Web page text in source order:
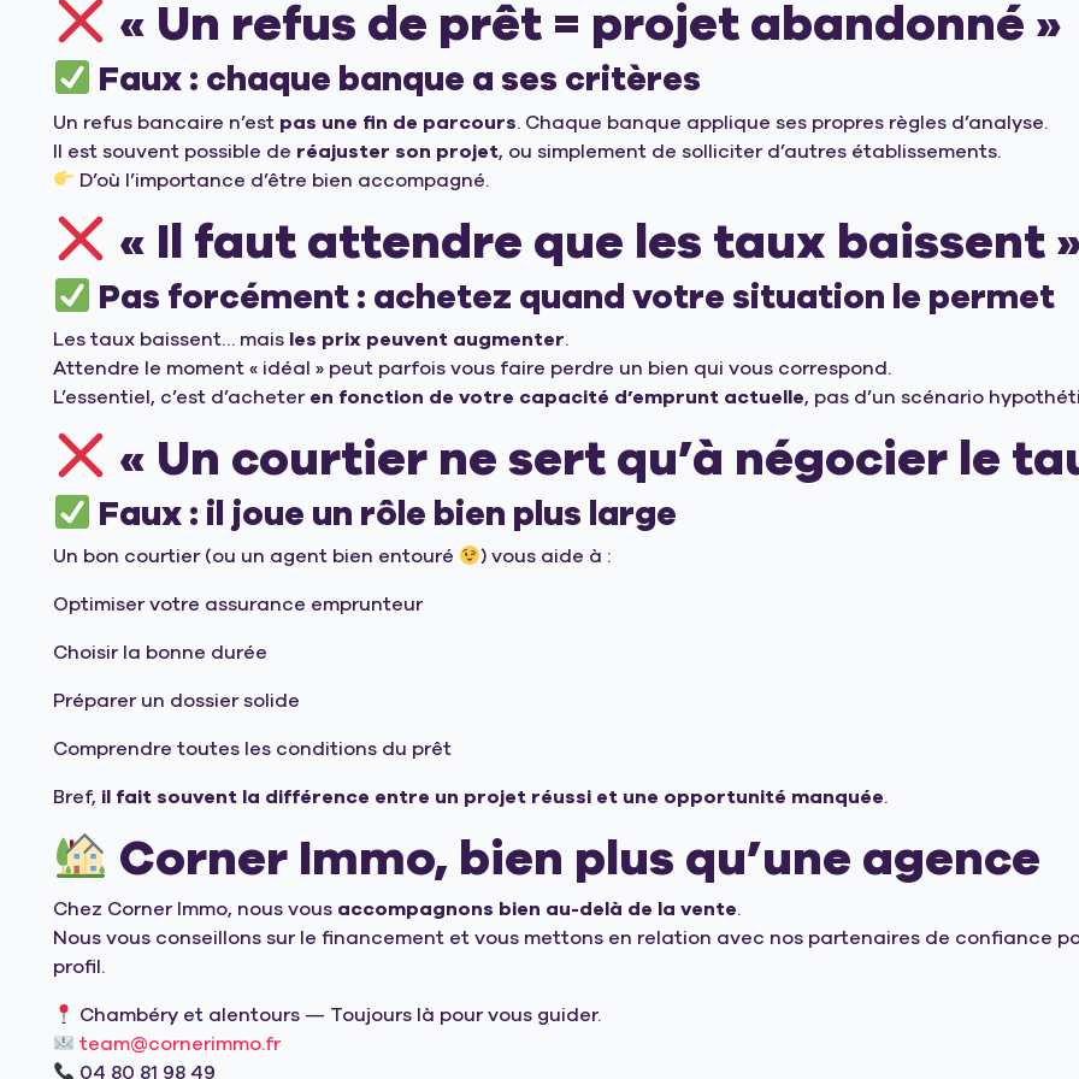
« Un refus de prêt = projet abandonné »
Faux : chaque banque a ses critères
Un refus bancaire n’est pas une fin de parcours. Chaque banque applique ses propres règles d’analyse.
Il est souvent possible de réajuster son projet, ou simplement de solliciter d’autres établissements.
D’où l’importance d’être bien accompagné.
« Il faut attendre que les taux baissent
Pas forcément : achetez quand votre situation le permet
Les taux baissent… mais les prix peuvent augmenter.
Attendre le moment « idéal » peut parfois vous faire perdre un bien qui vous correspond.
L’essentiel, c’est d’acheteren fonction de votre capacité d’emprunt actuelle, pas d’un scénario
« Un courtier ne sert qu’à négocier le
Faux : il joue un rôle bien plus large
Un bon courtier (ou un agent bien entouré
) vous aide à :
Optimiser votre assurance emprunteur
Choisir la bonne durée
Préparer un dossier solide
Comprendre toutes les conditions du prêt
Bref, il fait souvent la différence entre un projet réussi et une opportunité manquée.
Corner Immo, bien plus qu’une agence
Chez Corner Immo, nous vous accompagnons bien au-delà de la vente.
Nous vous conseillons sur le financement et vous mettons en relation avec nos partenaires de confiance
profil.
Chambéry et alentours — Toujours là pour vous guider.
team@cornerimmo.fr
04 80 81 98 49